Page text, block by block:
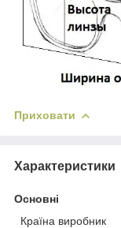
Приховати
Характеристики
Основні
Країна виробник